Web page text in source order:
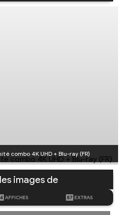
combo 4K UHD + Blu-ray (FR)
images de
AFFICHES 87 EXTRAS